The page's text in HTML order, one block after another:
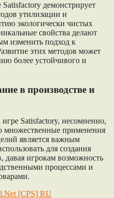
демонстрирует
утилизации и
экологически чистых
свойства делают
изменить подход к
этих методов может
более устойчивого и
в производстве и
Satisfactory, несомненно,
множественные применения
является важным
для создания
давая игрокам возможность
процессами и